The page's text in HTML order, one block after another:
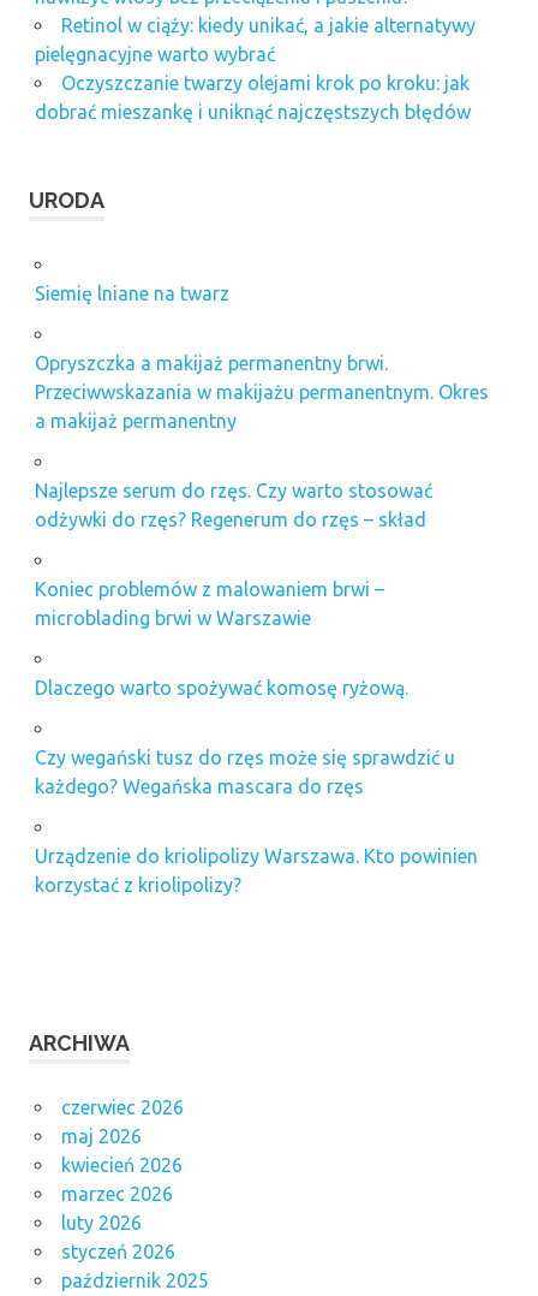
Retinol w ciąży: kiedy unikać, a jakie alternatywy
pielęgnacyjne warto wybrać
Oczyszczanie twarzy olejami krok po kroku: jak
dobrać mieszankę i uniknąć najczęstszych błędów
URODA
Siemię lniane na twarz
Opryszczka a makijaż permanentny brwi.
Przeciwwskazania w makijażu permanentnym. Okres
a makijaż permanentny
Najlepsze serum do rzęs. Czy warto stosować
odżywki do rzęs? Regenerum do rzęs – skład
Koniec problemów z malowaniem brwi –
microblading brwi w Warszawie
Dlaczego warto spożywać komosę ryżową.
Czy wegański tusz do rzęs może się sprawdzić u
każdego? Wegańska mascara do rzęs
Urządzenie do kriolipolizy Warszawa. Kto powinien
korzystać z kriolipolizy?
ARCHIWA
czerwiec 2026
maj 2026
kwiecień 2026
marzec 2026
luty 2026
styczeń 2026
październik 2025